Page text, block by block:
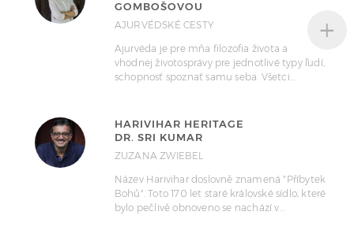
GOMBOŠOVOU
AJURVÉDSKÉ CESTY
Ajurvéda je pre mňa filozofia života a
vhodnej životosprávy pre jednotlivé typy ľudí,
schopnosť spoznať samu seba. Všetci…
HARIVIHAR HERITAGE
DR. SRI KUMAR
ZUZANA ZWIEBEL
Název Harivihar doslovně znamená "Příbytek
Bohů". Toto 170 let staré královské sídlo, které
bylo pečlivě obnoveno se nachází v…
+